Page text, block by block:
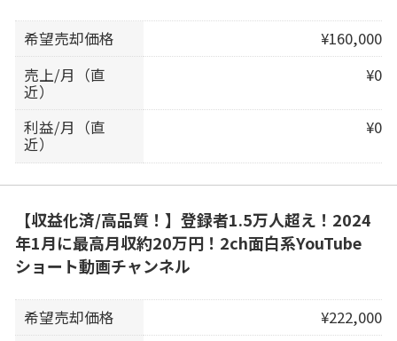
希望売却価格
¥160,000
売上/月（直
近）
¥0
利益/月（直
近）
¥0
【収益化済/高品質！】登録者1.5万人超え！2024
年1月に最高月収約20万円！2ch面白系YouTube
ショート動画チャンネル
希望売却価格
¥222,000